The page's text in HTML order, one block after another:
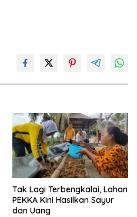
Tak Lagi Terbengkalai, Lahan
PEKKA Kini Hasilkan Sayur
dan Uang